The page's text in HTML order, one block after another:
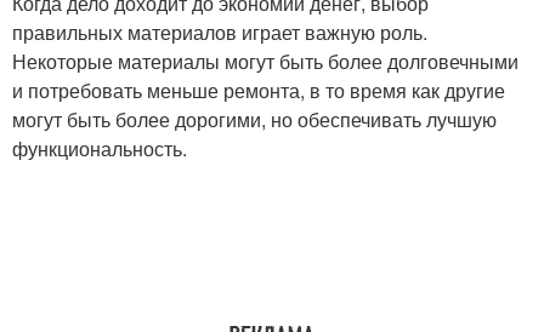
правильных материалов играет важную роль.
Некоторые материалы могут быть более долговечными
и потребовать меньше ремонта, в то время как другие
могут быть более дорогими, но обеспечивать лучшую
функциональность.